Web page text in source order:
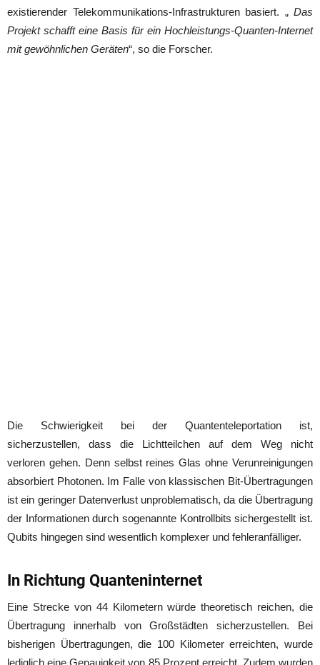
existierender Telekommunikations-Infrastrukturen basiert. „Das
Projekt schafft eine Basis für ein Hochleistungs-Quanten-Internet
mit gewöhnlichen Geräten“, so die Forscher.
Die Schwierigkeit bei der Quantenteleportation ist,
sicherzustellen, dass die Lichtteilchen auf dem Weg nicht
verloren gehen. Denn selbst reines Glas ohne Verunreinigungen
absorbiert Photonen. Im Falle von klassischen Bit-Übertragungen
ist ein geringer Datenverlust unproblematisch, da die Übertragung
der Informationen durch sogenannte Kontrollbits sichergestellt ist.
Qubits hingegen sind wesentlich komplexer und fehleranfälliger.
In Richtung Quanteninternet
Eine Strecke von 44 Kilometern würde theoretisch reichen, die
Übertragung innerhalb von Großstädten sicherzustellen. Bei
bisherigen Übertragungen, die 100 Kilometer erreichten, wurde
lediglich eine Genauigkeit von 85 Prozent erreicht. Zudem wurden